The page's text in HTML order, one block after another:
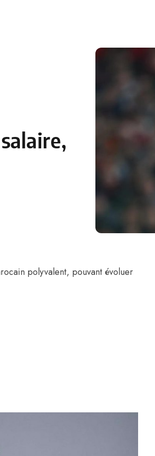
polyvalent, pouvant évoluer